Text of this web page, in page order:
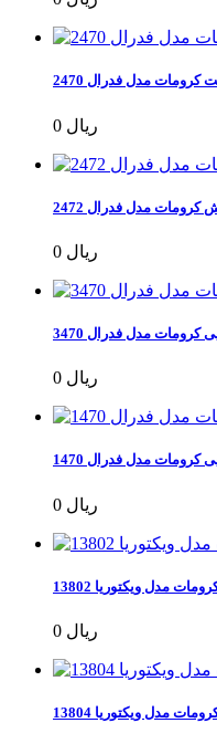
0 ریال
0 ریال
0 ریال
0 ریال
0 ریال